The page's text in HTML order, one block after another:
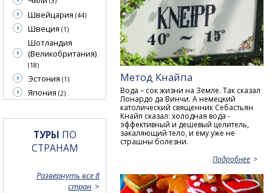
Метод Кнайпа
Вода – сок жизни на Земле. Так сказал
Лонардо да Винчи. А немецкий
католический священник Себастьян
Кнайп сказал: холодная вода -
эффективный и дешевый целитель,
закаляющий тело, и ему уже не
страшны болезни.
Подробнее
Швейцария (44)
Швеция (1)
Шотландия
(Великобритания)
(18)
Эстония (1)
Япония (2)
ТУРЫ ПО
СТРАНАМ
Развернуть все 8
стран